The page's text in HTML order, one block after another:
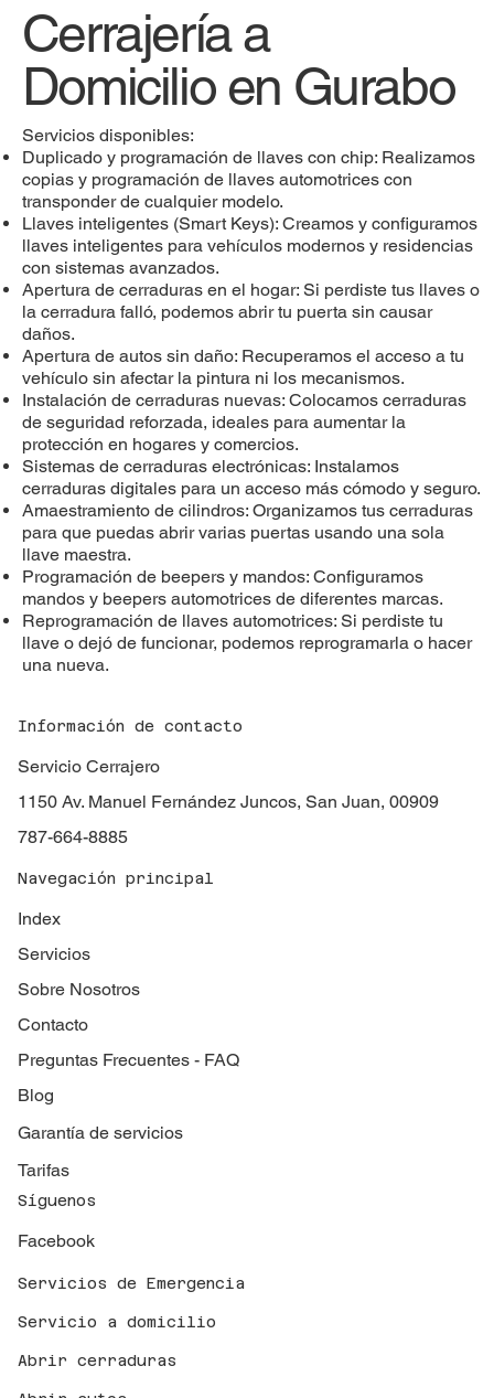
Cerrajería a
Domicilio en Gurabo
Servicios disponibles:
Duplicado y programación de llaves con chip: Realizamos
copias y programación de llaves automotrices con
transponder de cualquier modelo.
Llaves inteligentes (Smart Keys): Creamos y configuramos
llaves inteligentes para vehículos modernos y residencias
con sistemas avanzados.
Apertura de cerraduras en el hogar: Si perdiste tus llaves o
la cerradura falló, podemos abrir tu puerta sin causar
daños.
Apertura de autos sin daño: Recuperamos el acceso a tu
vehículo sin afectar la pintura ni los mecanismos.
Instalación de cerraduras nuevas: Colocamos cerraduras
de seguridad reforzada, ideales para aumentar la
protección en hogares y comercios.
Sistemas de cerraduras electrónicas: Instalamos
cerraduras digitales para un acceso más cómodo y seguro.
Amaestramiento de cilindros: Organizamos tus cerraduras
para que puedas abrir varias puertas usando una sola
llave maestra.
Programación de beepers y mandos: Configuramos
mandos y beepers automotrices de diferentes marcas.
Reprogramación de llaves automotrices: Si perdiste tu
llave o dejó de funcionar, podemos reprogramarla o hacer
una nueva.
Información de contacto
Servicio Cerrajero
1150 Av. Manuel Fernández Juncos, San Juan, 00909
787-664-8885
Navegación principal
Index
Servicios
Sobre Nosotros
Contacto
Preguntas Frecuentes - FAQ
Blog
Garantía de servicios
Tarifas
Síguenos
Facebook
Servicios de Emergencia
Servicio a domicilio
Abrir cerraduras